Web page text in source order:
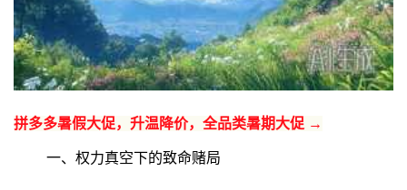
拼多多暑假大促，升温降价，全品类暑期大促 →
一、权力真空下的致命赌局